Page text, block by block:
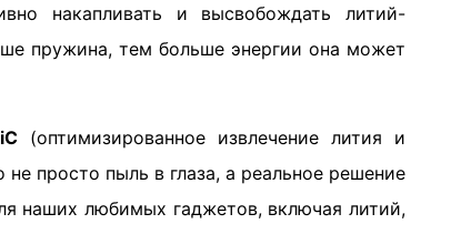
накапливать и высвобождать литий-
пружина, тем больше энергии она может
(оптимизированное извлечение лития и
просто пыль в глаза, а реальное решение
наших любимых гаджетов, включая литий,